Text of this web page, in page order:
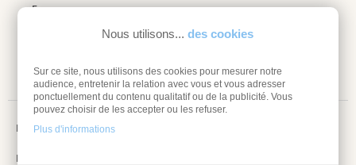
Nous utilisons... des cookies
Sur ce site, nous utilisons des cookies pour mesurer notre
audience, entretenir la relation avec vous et vous adresser
ponctuellement du contenu qualitatif ou de la publicité. Vous
pouvez choisir de les accepter ou les refuser.
Plus d'informations
Espace pro
Mentions légales
Information sur les cookies